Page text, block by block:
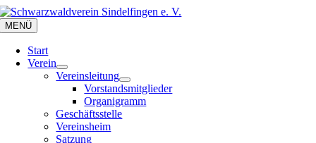
Zum
Inhalt
springen
MENÜ
Start
Verein
Vereinsleitung
Vorstandsmitglieder
Organigramm
Geschäftsstelle
Vereinsheim
Satzung